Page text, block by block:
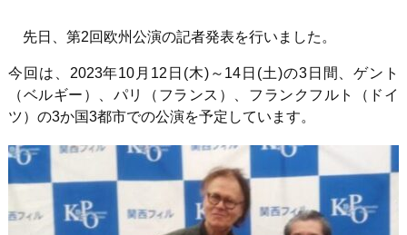
先日、第2回欧州公演の記者発表を行いました。
今回は、 2023年10 月 12 日 (木)～ 14 日 (土)の3日間、ゲント
（ベルギー）、パリ（フランス）、フランクフルト（ドイ
ツ）の3か国3都市での公演を予定しています。